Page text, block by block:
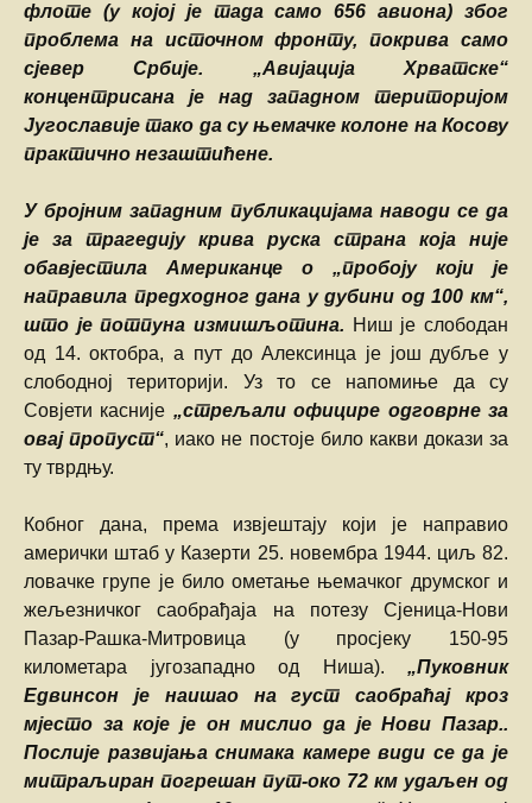
флоте (у којој је тада само 656 авиона) због
проблема на источном фронту, покрива само
сјевер Србије. „Авијација Хрватске“
концентрисана је над западном територијом
Југославије тако да су њемачке колоне на Косову
практично незаштићене.
У бројним западним публикацијама наводи се да
је за трагедију крива руска страна која није
обавјестила Американце о „пробоју који је
направила предходног дана у дубини од 100 км“,
што је потпуна измишљотина. Ниш је слободан
од 14. октобра, а пут до Алексинца је још дубље у
слободној територији. Уз то се напомиње да су
Совјети касније „стрељали официре одговрне за
овај пропуст“, иако не постоје било какви докази за
ту тврдњу.
Кобног дана, према извјештају који је направио
амерички штаб у Казерти 25. новембра 1944. циљ 82.
ловачке групе је било ометање њемачког друмског и
жељезничког саобрађаја на потезу Сјеница-Нови
Пазар-Рашка-Митровица (у просјеку 150-95
километара југозападно од Ниша). „Пуковник
Едвинсон је наишао на густ саобраћај кроз
мјесто за које је он мислио да је Нови Пазар..
Послије развијања снимака камере види се да је
митраљиран погрешан пут-око 72 км удаљен од